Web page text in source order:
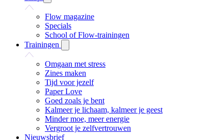
Flow magazine
Specials
School of Flow-trainingen
Trainingen
Omgaan met stress
Zines maken
Tijd voor jezelf
Paper Love
Goed zoals je bent
Kalmeer je lichaam, kalmeer je geest
Minder moe, meer energie
Vergroot je zelfvertrouwen
Nieuwsbrief